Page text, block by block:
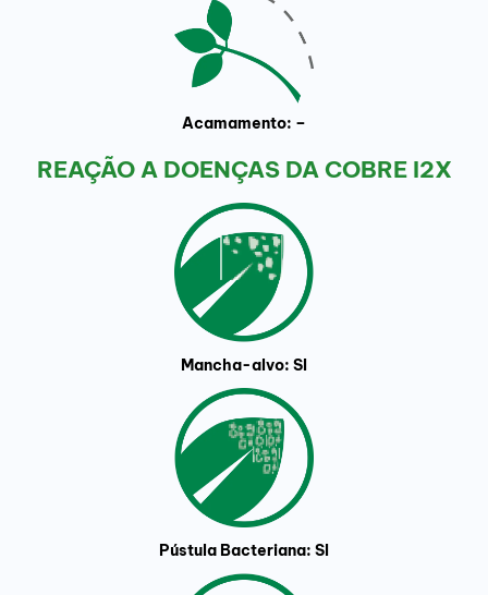
Acamamento: –
REAÇÃO A DOENÇAS DA COBRE I2X
Mancha-alvo: SI
Pústula Bacteriana: SI